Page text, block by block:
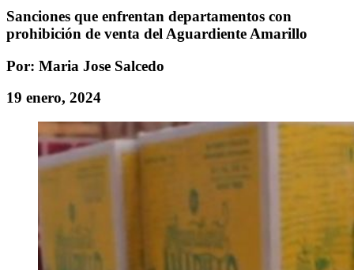
Sanciones que enfrentan departamentos con
prohibición de venta del Aguardiente Amarillo
Por: Maria Jose Salcedo
19 enero, 2024